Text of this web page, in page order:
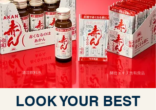
清涼飲料水 酵母エキス含有食品
LOOK YOUR BEST